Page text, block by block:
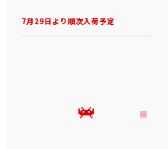
7月29日より順次入荷予定